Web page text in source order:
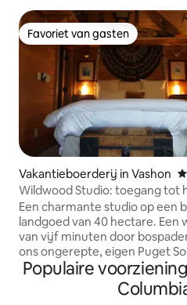
Favoriet van gasten
Favoriet van gasten
Vakantieboerderij in Vashon
Wildwood Studio: toegang tot
strand, huisdieren, paarden
Een charmante studio op een
landgoed van 40 hectare. Een
van vijf minuten door
ons ongerepte, eigen Puget
strand, of twee minuten
vuurtorenstrand bij Pt.
Deze volledig ingerichte,
Populaire